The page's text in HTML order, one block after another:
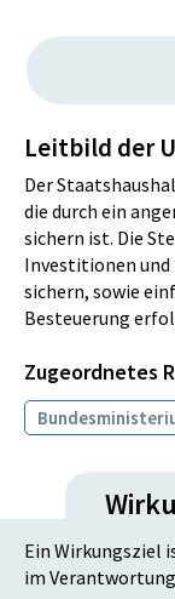
Leitbild der
Der
die durch ein
sichern ist. Die
Investitionen
sichern, sowie
Besteuerung
Zugeordnetes
Ein Wirkungsziel
im